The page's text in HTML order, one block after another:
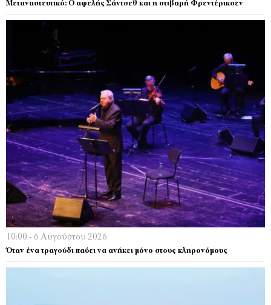
Μεταναστευτικό: Ο αφελής Σάντσεθ και η στιβαρή Φρεντέρικσεν
10:00 - 6 Αυγούστου 2026
Όταν ένα τραγούδι παύει να ανήκει μόνο στους κληρονόμους